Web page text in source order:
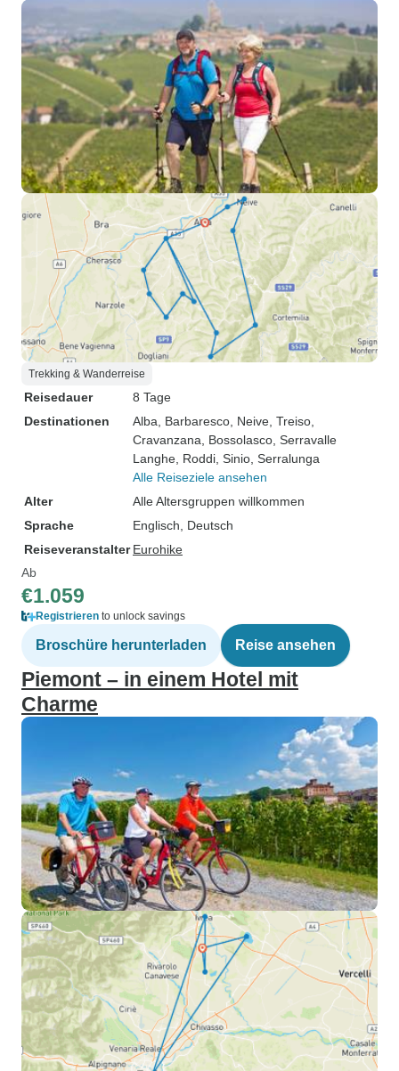
Trekking & Wanderreise
Reisedauer
8 Tage
Destinationen
Alba , Barbaresco , Neive , Treiso
Cravanzana , Bossolasco , Serravalle
Langhe , Roddi , Sinio , Serralunga
Alle Reiseziele ansehen
Alter
Alle Altersgruppen willkommen
Sprache
Englisch, Deutsch
Reiseveranstalter Eurohike
Ab
€1.059
Registrieren to unlock savings
Broschüre herunterladen Reise ansehen
Piemont – in einem Hotel mit
Charme